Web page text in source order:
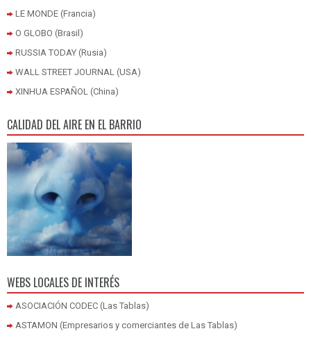
LE MONDE (Francia)
O GLOBO (Brasil)
RUSSIA TODAY (Rusia)
WALL STREET JOURNAL (USA)
XINHUA ESPAÑOL (China)
CALIDAD DEL AIRE EN EL BARRIO
WEBS LOCALES DE INTERÉS
ASOCIACIÓN CODEC (Las Tablas)
ASTAMON (Empresarios y comerciantes de Las Tablas)